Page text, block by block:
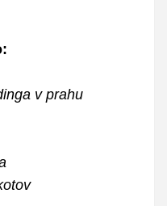
v prahu